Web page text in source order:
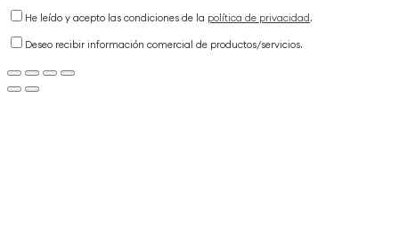
He leído y acepto las condiciones de la política de privacidad.
Deseo recibir información comercial de productos/servicios.